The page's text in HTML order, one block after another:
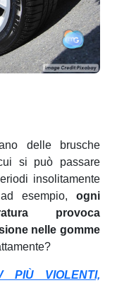
delle brusche
si può passare
insolitamente
esempio, ogni
provoca
nelle gomme
PIÙ VIOLENTI,